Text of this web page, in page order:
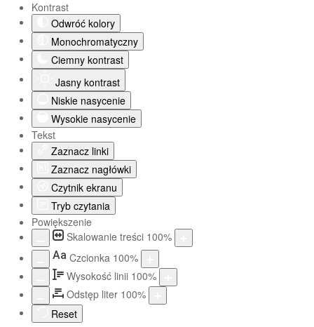
Kontrast
Odwróć kolory
Monochromatyczny
Ciemny kontrast
Jasny kontrast
Niskie nasycenie
Wysokie nasycenie
Tekst
Zaznacz linki
Zaznacz nagłówki
Czytnik ekranu
Tryb czytania
Powiększenie
Skalowanie treści 100%
Aa Czcionka 100%
Wysokość linii 100%
Odstęp liter 100%
Reset